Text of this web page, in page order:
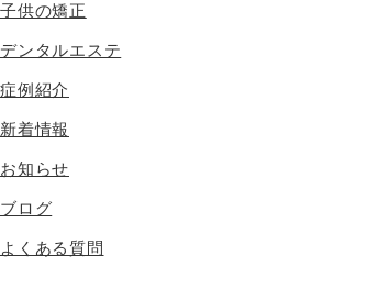
子供の矯正
デンタルエステ
症例紹介
新着情報
お知らせ
ブログ
よくある質問